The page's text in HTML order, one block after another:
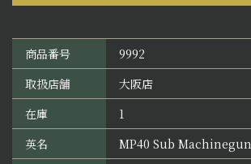
商品番号
9992
取扱店舗
大阪店
在庫
1
英名
MP40 Sub Machinegun